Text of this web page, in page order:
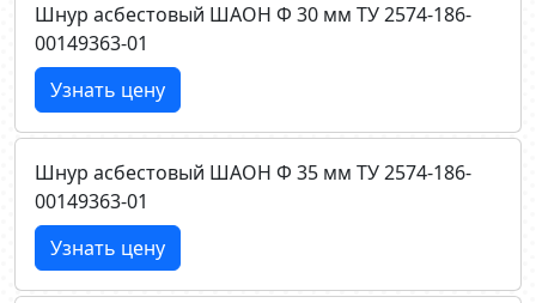
Шнур асбестовый ШАОН Ф 30 мм ТУ 2574-186-
00149363-01
Узнать цену
Шнур асбестовый ШАОН Ф 35 мм ТУ 2574-186-
00149363-01
Узнать цену